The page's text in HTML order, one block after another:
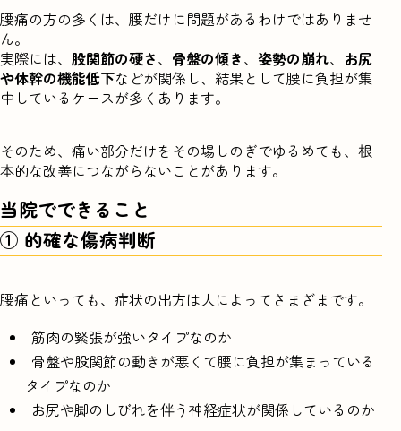
腰痛の方の多くは、腰だけに問題があるわけではありませ
ん。
実際には、 股関節の硬さ、 骨盤の傾き、 姿勢の崩れ、 お尻
や体幹の機能低下などが関係し、結果として腰に負担が集
中しているケースが多くあります。
そのため、痛い部分だけをその場しのぎでゆるめても、根
本的な改善につながらないことがあります。
当院でできること
① 的確な傷病判断
腰痛といっても、症状の出方は人によってさまざまです。
筋肉の緊張が強いタイプなのか
骨盤や股関節の動きが悪くて腰に負担が集まっている
タイプなのか
お尻や脚のしびれを伴う神経症状が関係しているのか